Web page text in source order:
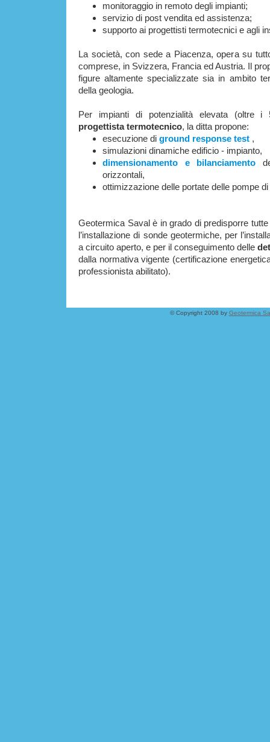
monitoraggio in remoto degli impianti;
servizio di post vendita ed assistenza;
supporto ai progettisti termotecnici e agli
La società, con sede a Piacenza, opera su
comprese, in Svizzera, Francia ed Austria. Il
figure altamente specializzate sia in ambito
della geologia.
Per impianti di potenzialità elevata (oltre
progettista termotecnico, la ditta propone:
esecuzione di ground response test ,
simulazioni dinamiche edificio - impianto,
dimensionamento e bilanciamento
orizzontali,
ottimizzazione delle portate delle pompe
Geotermica Saval è in grado di predisporre
l’installazione di sonde geotermiche, per
a circuito aperto, e per il conseguimento delle
dalla normativa vigente (certificazione
professionista abilitato).
© Copyright 2008 by Geotermica